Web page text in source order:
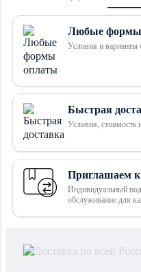
Любые формы
Условия и варианты
Быстрая
Условия, стоимость
Приглашаем к
Индивидуальный
обслуживание для